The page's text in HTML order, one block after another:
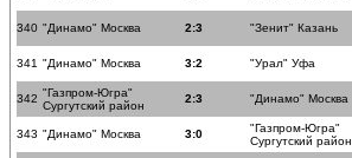
340 "Динамо" Москва 2:3 "Зенит" Казань
341 "Динамо" Москва 3:2 "Урал" Уфа
342 "Газпром-Югра"
Сургутский район
2:3 "Динамо" Москва
343 "Динамо" Москва 3:0
"Газпром-Югра"
Сургутский район